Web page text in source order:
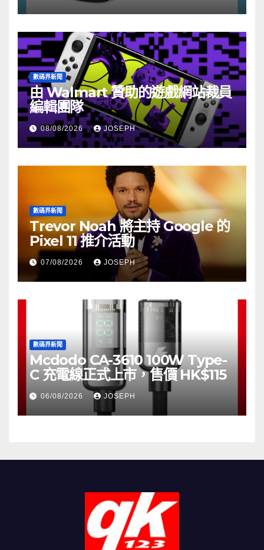
數碼界新聞
由 Walmart 贊助的遊戲網站裁員
編輯團隊
08/08/2026 JOSEPH
數碼界新聞
Trevor Noah 將主持 Google 的
Pixel 11 推介活動
07/08/2026 JOSEPH
數碼界新聞
Mcdodo CA-3610 100W Type-
C 充電線正式上市，售價 HK$115
06/08/2026 JOSEPH